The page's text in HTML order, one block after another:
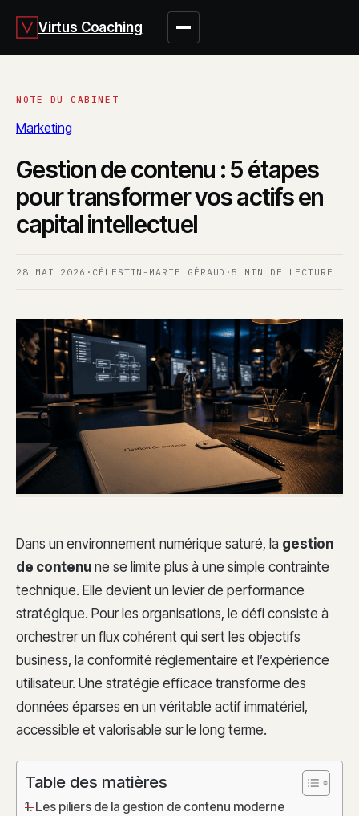
Virtus Coaching
Marketing
Gestion de contenu : 5 étapes
pour transformer vos actifs en
capital intellectuel
28 MAI 2026 · CÉLESTIN-MARIE GÉRAUD · 5 MIN DE LECTURE
Dans un environnement numérique saturé, la gestion
de contenu ne se limite plus à une simple contrainte
technique. Elle devient un levier de performance
stratégique. Pour les organisations, le défi consiste à
orchestrer un flux cohérent qui sert les objectifs
business, la conformité réglementaire et l’expérience
utilisateur. Une stratégie efficace transforme des
données éparses en un véritable actif immatériel,
accessible et valorisable sur le long terme.
Table des matières
Les piliers de la gestion de contenu moderne